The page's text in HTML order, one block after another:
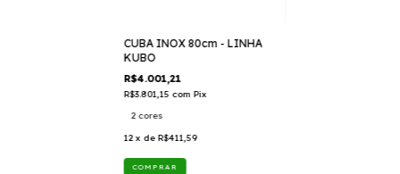
CUBA INOX 80cm - LINHA
KUBO
R$4.001,21
R$3.801,15 com Pix
2 cores
12 x de R$411,59
COMPRAR